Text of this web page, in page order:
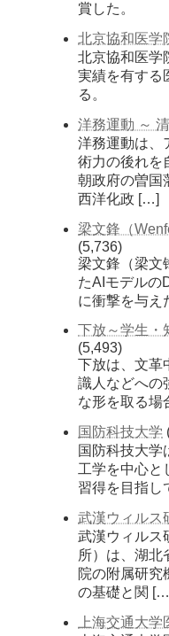
賞した。
北京協和医学
北京協和医学
実績を有する
る。
洋務運動 ～
洋務運動は、
術力の後れを
朝政府の曽国
西洋化政 […]
梁文鋒（
(5,736)
梁文鋒（梁文
たAIモデルの
に衝撃を与え
下放～学生・
(5,493)
下放は、文革
識人などへの
な形を取る場
国防科技大学
国防科技大学
工学を中心と
習得を目指し
武漢ウィルス
武漢ウィルス
所）は、湖北
院の附属研究
の基礎と関
上海交通大学